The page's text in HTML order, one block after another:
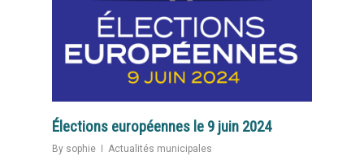
Élections européennes le 9 juin 2024
By sophie Actualités municipales